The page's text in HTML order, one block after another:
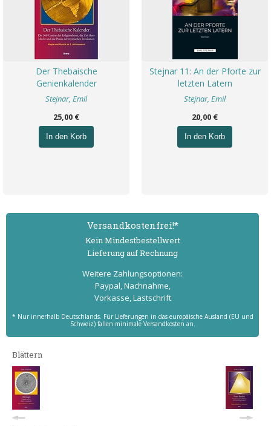
Der Thebaische
Genienkalender
Stejnar, Emil
25,00 €
In den Korb
Stejnar 11: An der Pforte zur
letzten Latern
Stejnar, Emil
20,00 €
In den Korb
Versand­kostenfrei!*
Kein Mindest­bestell­wert
Lieferung auf Rechnung
Weitere Zahlungs­optionen:
Paypal, Nachnahme,
Vorkasse, Lastschrift
* Nur innerhalb Deutschlands. Für Lieferungen in das europäische Ausland (EU und
Schweiz) fallen minimale Versandkosten an.
Blättern